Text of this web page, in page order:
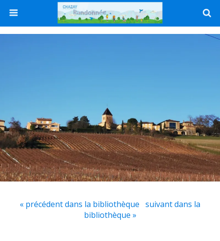
« précédent dans la bibliothèque suivant dans la
bibliothèque »